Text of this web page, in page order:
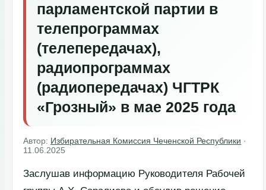
парламентской партии в
телепрограммах
(телепередачах),
радиопрограммах
(радиопередачах) ЧГТРК
«Грозный» в мае 2025 года
Автор: Избирательная Комиссия Чеченской Республики ·
11.06.2025
Заслушав информацию Руководителя Рабочей